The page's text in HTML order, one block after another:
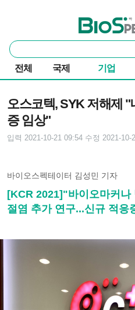
바이오스펙테
통
합
검
색
전체 국제 기업
오스코텍, SYK 저해제
증 임상"
입력 2021-10-21 09:54 수정 2021-10-
바이오스펙테이터 김성민 기자
[KCR 2021]"바이오마커나
절염 추가 연구...신규 적응